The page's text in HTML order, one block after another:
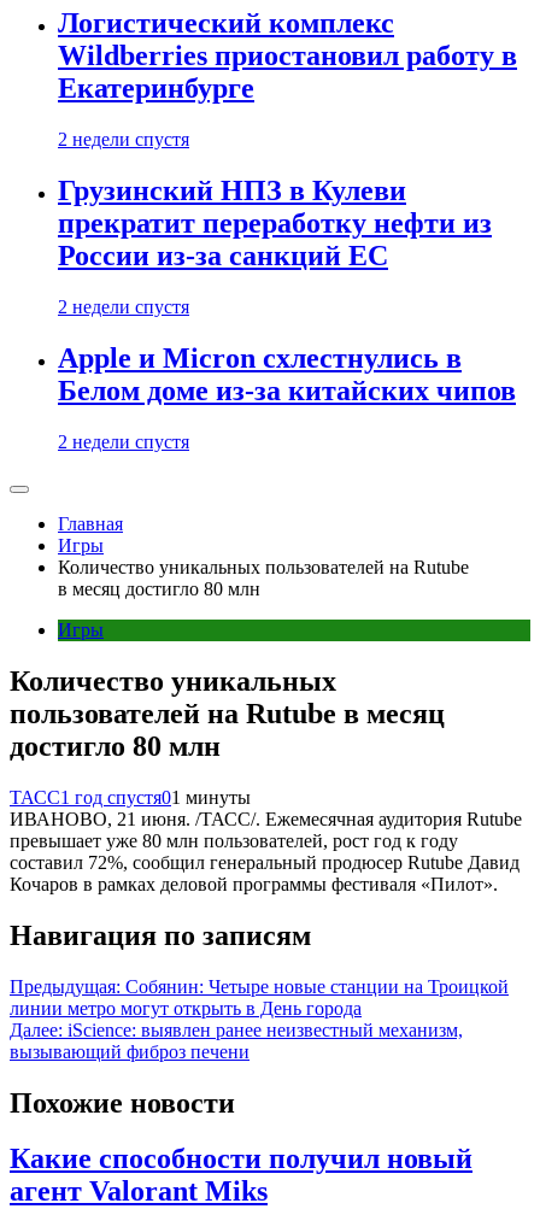
Логистический комплекс
Wildberries приостановил работу в
Екатеринбурге
2 недели спустя
Грузинский НПЗ в Кулеви
прекратит переработку нефти из
России из-за санкций ЕС
2 недели спустя
Apple и Micron схлестнулись в
Белом доме из-за китайских чипов
2 недели спустя
Главная
Игры
Количество уникальных пользователей на Rutube
в месяц достигло 80 млн
Игры
Количество уникальных
пользователей на Rutube в месяц
достигло 80 млн
ТАСС1 год спустя01 минуты
ИВАНОВО, 21 июня. /ТАСС/. Ежемесячная аудитория Rutube
превышает уже 80 млн пользователей, рост год к году
составил 72%, сообщил генеральный продюсер Rutube Давид
Кочаров в рамках деловой программы фестиваля «Пилот».
Навигация по записям
Предыдущая: Собянин: Четыре новые станции на Троицкой
линии метро могут открыть в День города
Далее: iScience: выявлен ранее неизвестный механизм,
вызывающий фиброз печени
Похожие новости
Какие способности получил новый
агент Valorant Miks